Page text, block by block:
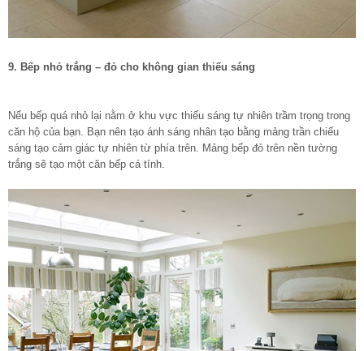
9. Bếp nhỏ trắng – đỏ cho không gian thiếu sáng
Nếu bếp quá nhỏ lại nằm ở khu vực thiếu sáng tự nhiên trầm trọng trong
căn hộ của bạn. Bạn nên tạo ánh sáng nhân tạo bằng mảng trần chiếu
sáng tạo cảm giác tự nhiên từ phía trên. Mảng bếp đỏ trên nền tường
trắng sẽ tạo một căn bếp cá tính.